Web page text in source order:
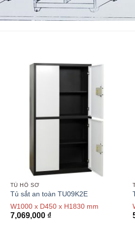
TỦ HỒ SƠ
Tủ sắt an toàn TU09K2E
W1000 x D450 x H1830 mm
7,069,000 ₫